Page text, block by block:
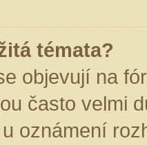
témata?
objevují na
často velmi
oznámení